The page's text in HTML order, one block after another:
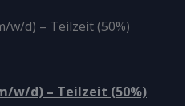
w/d) – Teilzeit (50%)